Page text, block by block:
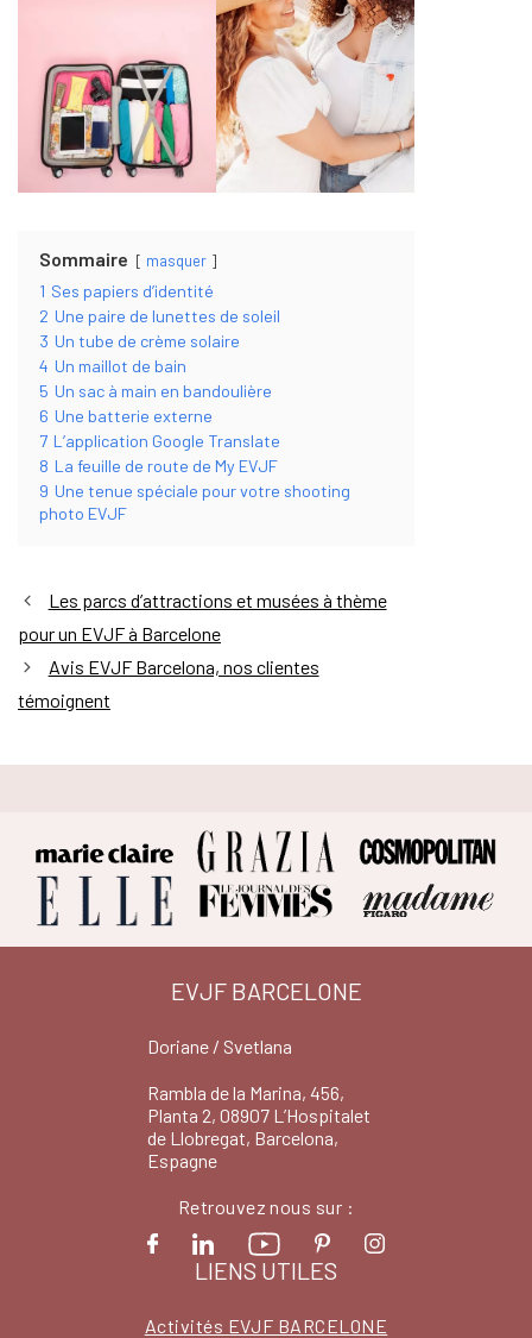
Sommaire masquer
1 Ses papiers d’identité
2 Une paire de lunettes de soleil
3 Un tube de crème solaire
4 Un maillot de bain
5 Un sac à main en bandoulière
6 Une batterie externe
7 L’application Google Translate
8 La feuille de route de My EVJF
9 Une tenue spéciale pour votre shooting
photo EVJF
Les parcs d’attractions et musées à thème
pour un EVJF à Barcelone
Avis EVJF Barcelona, nos clientes
témoignent
EVJF BARCELONE
Doriane / Svetlana
Rambla de la Marina, 456,
Planta 2, 08907 L’Hospitalet
de Llobregat, Barcelona,
Espagne
Retrouvez nous sur :
LIENS UTILES
Activités EVJF BARCELONE